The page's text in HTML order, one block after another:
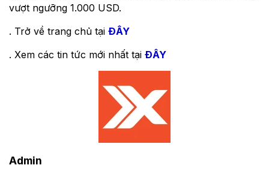
vượt ngưỡng 1.000 USD.
. Trở về trang chủ tại ĐÂY
. Xem các tin tức mới nhất tại ĐÂY
Admin